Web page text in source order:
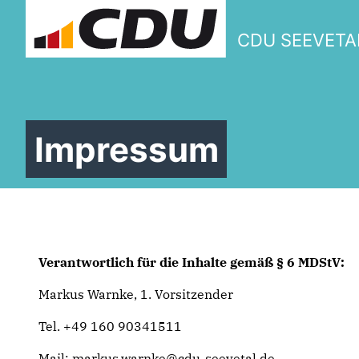
CDU
Impressum
Verantwortlich für die Inhalte gemäß § 6 MDStV:
Markus Warnke, 1. Vorsitzender
Tel. +49 160 90341511